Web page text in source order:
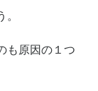
も原因の１つ